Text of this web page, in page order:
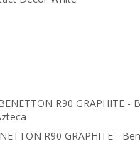
R90 GRAPHITE -